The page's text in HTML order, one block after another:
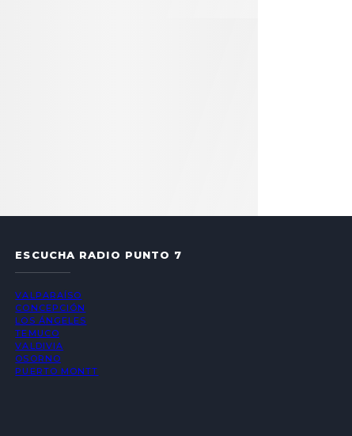
ESCUCHA RADIO PUNTO 7
VALPARAÍSO
CONCEPCIÓN
LOS ÁNGELES
TEMUCO
VALDIVIA
OSORNO
PUERTO MONTT